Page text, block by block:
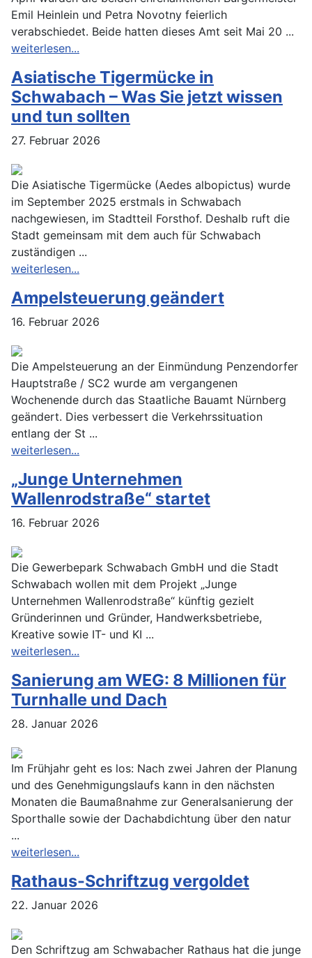
Emil Heinlein und Petra Novotny feierlich
verabschiedet. Beide hatten dieses Amt seit Mai 20 ...
weiterlesen...
Asiatische Tigermücke in
Schwabach – Was Sie jetzt wissen
und tun sollten
27. Februar 2026
Die Asiatische Tigermücke (Aedes albopictus) wurde
im September 2025 erstmals in Schwabach
nachgewiesen, im Stadtteil Forsthof. Deshalb ruft die
Stadt gemeinsam mit dem auch für Schwabach
zuständigen ...
weiterlesen...
Ampelsteuerung geändert
16. Februar 2026
Die Ampelsteuerung an der Einmündung Penzendorfer
Hauptstraße / SC2 wurde am vergangenen
Wochenende durch das Staatliche Bauamt Nürnberg
geändert. Dies verbessert die Verkehrssituation
entlang der St ...
weiterlesen...
„Junge Unternehmen
Wallenrodstraße“ startet
16. Februar 2026
Die Gewerbepark Schwabach GmbH und die Stadt
Schwabach wollen mit dem Projekt „Junge
Unternehmen Wallenrodstraße“ künftig gezielt
Gründerinnen und Gründer, Handwerksbetriebe,
Kreative sowie IT- und KI ...
weiterlesen...
Sanierung am WEG: 8 Millionen für
Turnhalle und Dach
28. Januar 2026
Im Frühjahr geht es los: Nach zwei Jahren der Planung
und des Genehmigungslaufs kann in den nächsten
Monaten die Baumaßnahme zur Generalsanierung der
Sporthalle sowie der Dachabdichtung über den natur
...
weiterlesen...
Rathaus-Schriftzug vergoldet
22. Januar 2026
Den Schriftzug am Schwabacher Rathaus hat die junge